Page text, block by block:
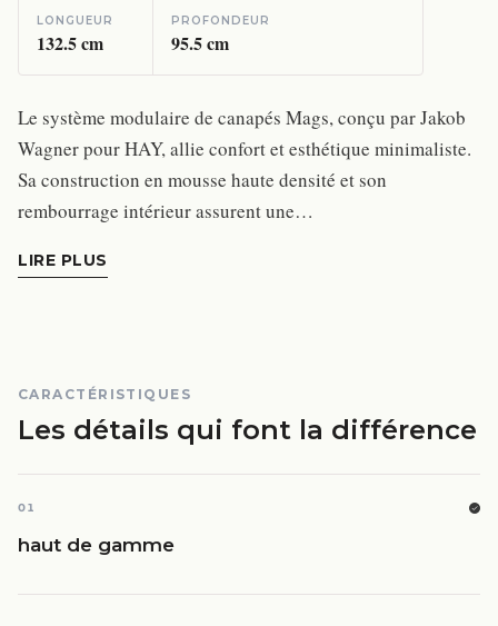
LONGUEUR
132.5cm
PROFONDEUR
95.5cm
Le système modulaire de canapés Mags, conçu par Jakob
Wagner pour HAY, allie confort et esthétique minimaliste.
Sa construction en mousse haute densité et son
rembourrage intérieur assurent une…
LIRE PLUS
CARACTÉRISTIQUES
Les détails qui font la différence
01
haut de gamme